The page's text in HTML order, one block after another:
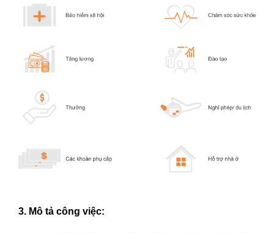
3. Mô tả công việc: